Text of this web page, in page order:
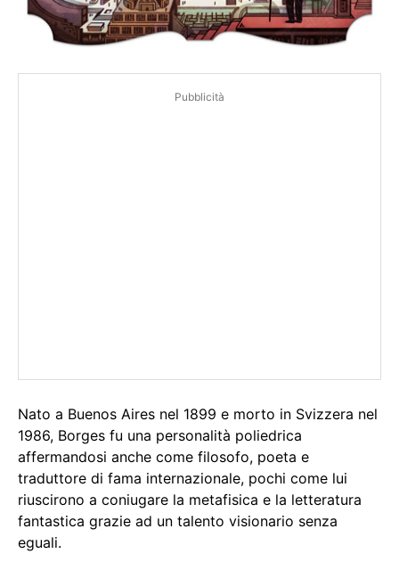
Pubblicità
Nato a Buenos Aires nel 1899 e morto in Svizzera nel
1986, Borges fu una personalità poliedrica
affermandosi anche come filosofo, poeta e
traduttore di fama internazionale, pochi come lui
riuscirono a coniugare la metafisica e la letteratura
fantastica grazie ad un talento visionario senza
eguali.